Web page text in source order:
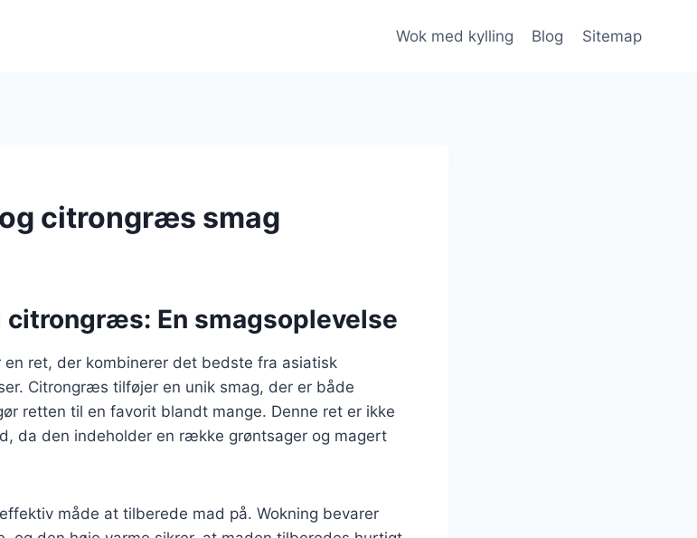
Wok med kylling Blog Sitemap
citrongræs smag
citrongræs: En smagsoplevelse
ret, der kombinerer det bedste fra asiatisk
Citrongræs tilføjer en unik smag, der er både
retten til en favorit blandt mange. Denne ret er ikke
da den indeholder en række grøntsager og magert
måde at tilberede mad på. Wokning bevarer